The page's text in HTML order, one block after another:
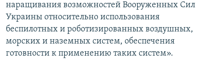
наращивания возможностей Вооруженных Сил
Украины относительно использования
беспилотных и роботизированных воздушных,
морских и наземных систем, обеспечения
готовности к применению таких систем».